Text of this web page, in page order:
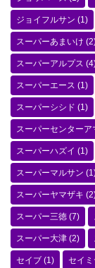
ジョイフルサン (1)
スーパーあまいけ
スーパーアルプス
スーパーエース (1)
スーパーシシド (1)
スーパーセンターア
スーパーハズイ (1)
スーパーマルサン
スーパーヤマザキ
スーパー三徳 (7)
スーパー大津 (2)
セイブ (1) セイミ